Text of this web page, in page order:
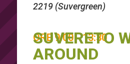
2219 (Suvergreen)
ORE 9:00 - 13:30
SUVERETO
AROUND